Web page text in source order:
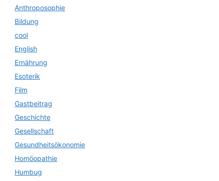
Anthroposophie
Bildung
cool
English
Ernährung
Esoterik
Film
Gastbeitrag
Geschichte
Gesellschaft
Gesundheitsökonomie
Homöopathie
Humbug